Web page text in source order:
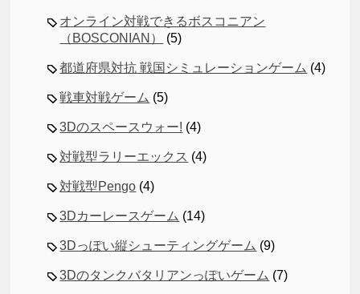
オンライン対戦できるボスコニアン
（BOSCONIAN）
(5)
都道府県対抗 戦国シミュレーションゲーム (4)
戦車対戦ゲーム (5)
3Dのスペースウォー! (4)
対戦型ラリーエックス (4)
対戦型Pengo (4)
3Dカーレースゲーム (14)
3Dっぽい縦シューティングゲーム (9)
3Dのタンクバタリアンっぽいゲーム (7)